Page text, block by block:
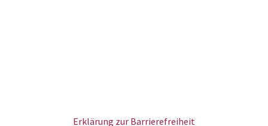
Erklärung zur Barrierefreiheit